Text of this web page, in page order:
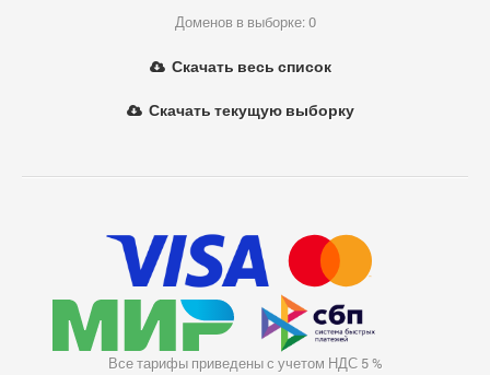
Доменов в выборке: 0
Скачать весь список
Скачать текущую выборку
Все тарифы приведены с учетом НДС 5 %